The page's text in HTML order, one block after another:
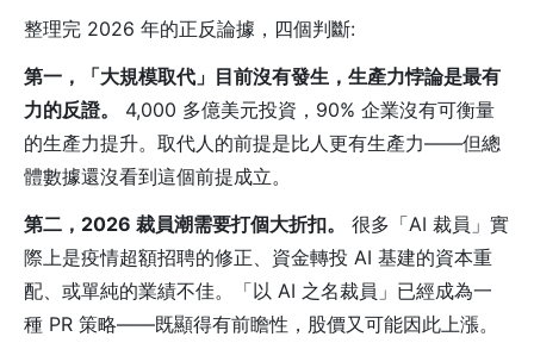
整理完 2026 年的正反論據，四個判斷:
第一，「大規模取代」目前沒有發生，生產力悖論是最有
力的反證。
4,000 多億美元投資，90% 企業沒有可衡量
的生產力提升。取代人的前提是比人更有生產力——但總
體數據還沒看到這個前提成立。
第二，2026 裁員潮需要打個大折扣。
很多「AI 裁員」實
際上是疫情超額招聘的修正、資金轉投 AI 基建的資本重
配、或單純的業績不佳。「以 AI 之名裁員」已經成為一
種 PR 策略——既顯得有前瞻性，股價又可能因此上漲。